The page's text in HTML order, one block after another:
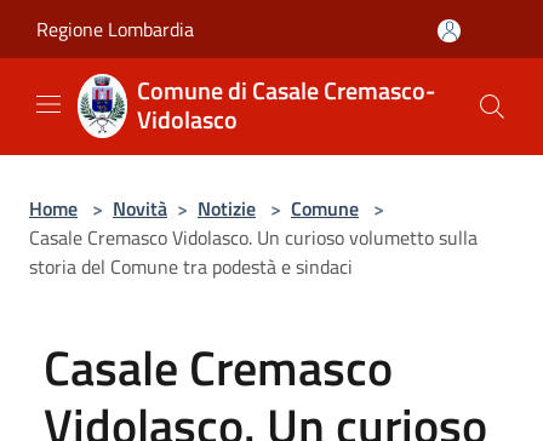
Regione Lombardia
Comune di Casale Cremasco-
Vidolasco
Home > Novità > Notizie > Comune >
Casale Cremasco Vidolasco. Un curioso volumetto sulla
storia del Comune tra podestà e sindaci
Casale Cremasco
Vidolasco. Un curioso